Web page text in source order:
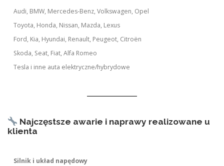
Audi, BMW, Mercedes-Benz, Volkswagen, Opel
Toyota, Honda, Nissan, Mazda, Lexus
Ford, Kia, Hyundai, Renault, Peugeot, Citroën
Skoda, Seat, Fiat, Alfa Romeo
Tesla i inne auta elektryczne/hybrydowe
Najczęstsze awarie i naprawy realizowane u
klienta
Silnik i układ napędowy